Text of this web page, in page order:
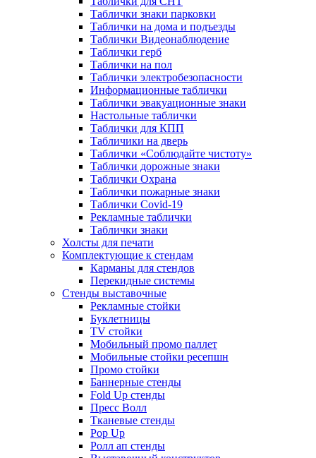
Таблички знаки парковки
Таблички на дома и подъезды
Таблички Видеонаблюдение
Таблички герб
Таблички на пол
Таблички электробезопасности
Информационные таблички
Таблички эвакуационные знаки
Настольные таблички
Таблички для КПП
Табличики на дверь
Таблички «Соблюдайте чистоту»
Таблички дорожные знаки
Таблички Охрана
Таблички пожарные знаки
Таблички Covid-19
Рекламные таблички
Таблички знаки
Холсты для печати
Комплектующие к стендам
Карманы для стендов
Перекидные системы
Стенды выставочные
Рекламные стойки
Буклетницы
TV стойки
Мобильный промо паллет
Мобильные стойки ресепшн
Промо стойки
Баннерные стенды
Fold Up стенды
Пресс Волл
Тканевые стенды
Pop Up
Ролл ап стенды